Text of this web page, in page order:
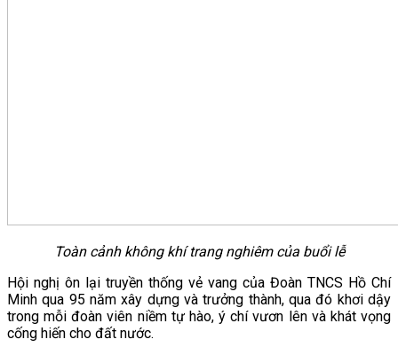
Toàn cảnh không khí trang nghiêm của buổi lễ
Hội nghị ôn lại truyền thống vẻ vang của Đoàn TNCS Hồ Chí
Minh qua 95 năm xây dựng và trưởng thành, qua đó khơi dậy
trong mỗi đoàn viên niềm tự hào, ý chí vươn lên và khát vọng
cống hiến cho đất nước.